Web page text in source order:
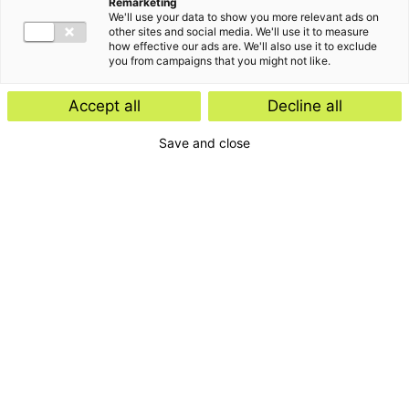
We'll use your data to show you more relevant ads on
other sites and social media. We'll use it to measure
how effective our ads are. We'll also use it to exclude
you from campaigns that you might not like.
Accept all Decline all
Save and close